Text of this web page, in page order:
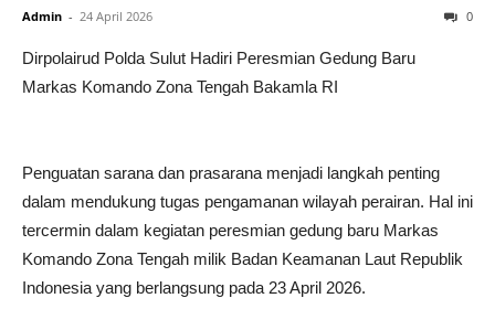
Admin - 24 April 2026 0
Dirpolairud Polda Sulut Hadiri Peresmian Gedung Baru
Markas Komando Zona Tengah Bakamla RI
Penguatan sarana dan prasarana menjadi langkah penting
dalam mendukung tugas pengamanan wilayah perairan. Hal ini
tercermin dalam kegiatan peresmian gedung baru Markas
Komando Zona Tengah milik Badan Keamanan Laut Republik
Indonesia yang berlangsung pada 23 April 2026.